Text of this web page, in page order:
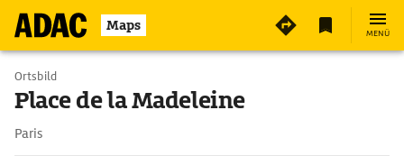
Maps MENÜ
Ortsbild
Place de la Madeleine
Paris